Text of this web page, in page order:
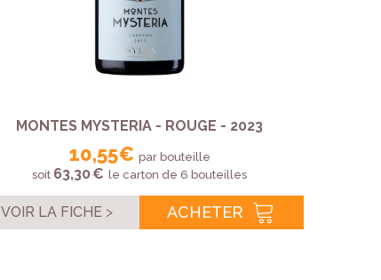
MONTES MYSTERIA - ROUGE - 2023
10,55 € par bouteille
soit 63,30 € le carton de 6 bouteilles
VOIR LA FICHE ACHETER